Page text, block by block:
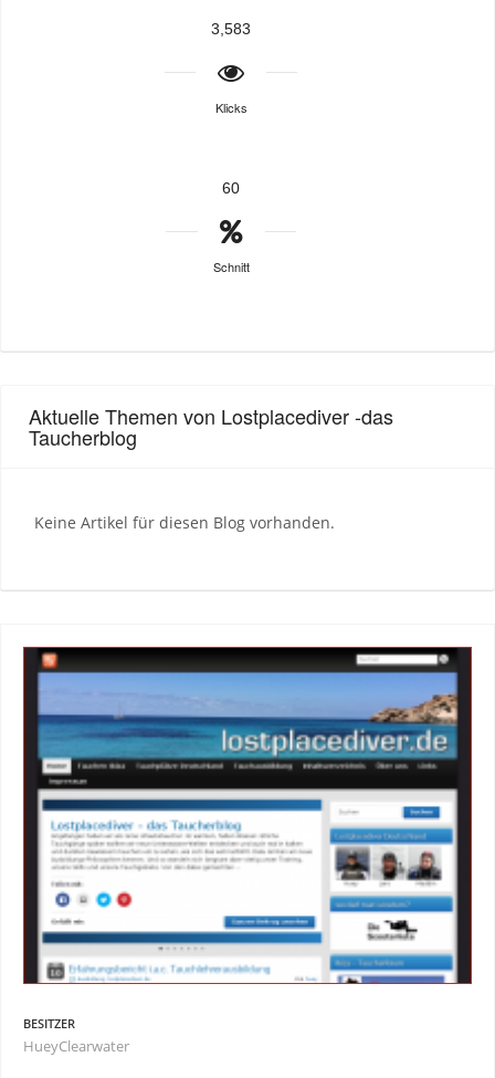
3,583
Klicks
60
Schnitt
Aktuelle Themen von Lostplacediver -das
Taucherblog
Keine Artikel für diesen Blog vorhanden.
BESITZER
HueyClearwater